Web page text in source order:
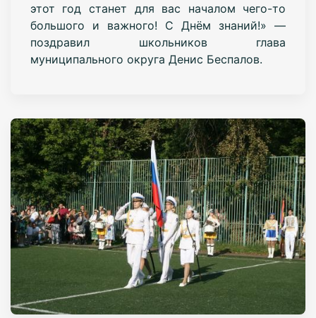
этот год станет для вас началом чего-то
большого и важного! С Днём знаний!» —
поздравил школьников глава
муниципального округа Денис Беспалов.